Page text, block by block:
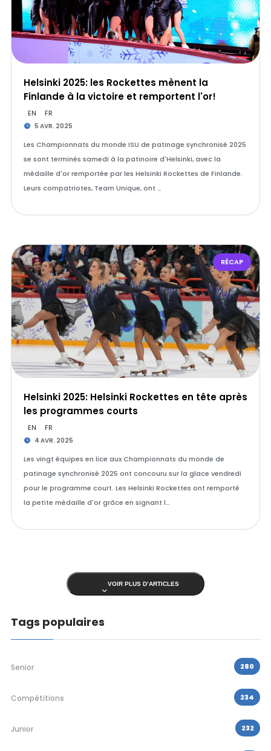
Helsinki 2025: les Rockettes mènent la
Finlande à la victoire et remportent l'or!
EN FR
5 AVR. 2025
Les Championnats du monde ISU de patinage synchronisé 2025
se sont terminés samedi à la patinoire d'Helsinki, avec la
médaille d'or remportée par les Helsinki Rockettes de Finlande.
Leurs compatriotes, Team Unique, ont …
RÉCAP
Helsinki 2025: Helsinki Rockettes en tête après
les programmes courts
EN FR
4 AVR. 2025
Les vingt équipes en lice aux Championnats du monde de
patinage synchronisé 2025 ont concouru sur la glace vendredi
pour le programme court. Les Helsinki Rockettes ont remporté
la petite médaille d'or grâce en signant l…
VOIR PLUS D’ARTICLES
Tags populaires
Senior 280
Compétitions 234
Junior 232